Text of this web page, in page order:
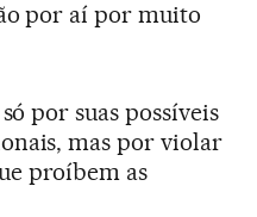
por aí por muito
por suas possíveis
mas por violar
proíbem as